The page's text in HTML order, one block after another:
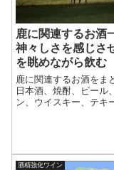
鹿に関連するお酒
神々しさを感じさ
を眺めながら飲む
鹿に関連するお酒をま
日本酒、焼酎、ビール
ン、ウイスキー、テキ
あろう。
酒精強化ワイン